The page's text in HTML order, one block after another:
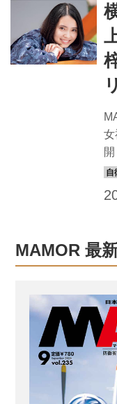
賀
降
隊
担
女
ん
ま
感
ち
い
派
MAMOR 最